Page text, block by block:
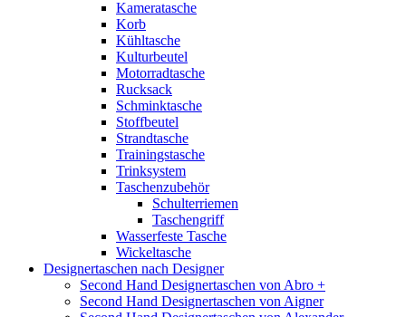
Kameratasche
Korb
Kühltasche
Kulturbeutel
Motorradtasche
Rucksack
Schminktasche
Stoffbeutel
Strandtasche
Trainingstasche
Trinksystem
Taschenzubehör
Schulterriemen
Taschengriff
Wasserfeste Tasche
Wickeltasche
Designertaschen nach Designer
Second Hand Designertaschen von Abro +
Second Hand Designertaschen von Aigner